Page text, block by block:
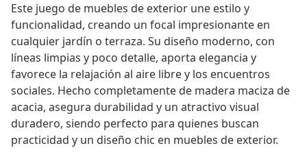
Este juego de muebles de exterior une estilo y
funcionalidad, creando un focal impresionante en
cualquier jardín o terraza. Su diseño moderno, con
líneas limpias y poco detalle, aporta elegancia y
favorece la relajación al aire libre y los encuentros
sociales. Hecho completamente de madera maciza de
acacia, asegura durabilidad y un atractivo visual
duradero, siendo perfecto para quienes buscan
practicidad y un diseño chic en muebles de exterior.